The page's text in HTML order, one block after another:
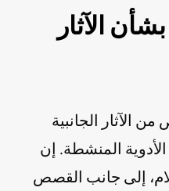
الآثار
الآثار الجانبية
المنشطة. إن
إلى جانب القصص